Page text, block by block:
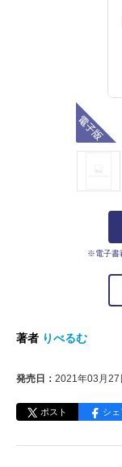
※電子書
著者 りべるむ
発売日： 2021年03月27
ポスト シェ